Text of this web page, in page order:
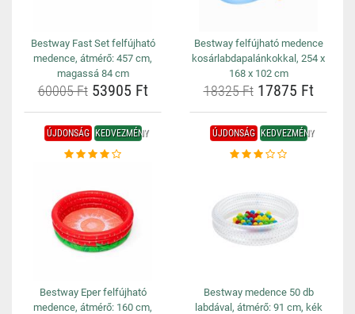
Bestway Fast Set felfújható
medence, átmérő: 457 cm,
magassá 84 cm
60005 Ft53905 Ft
Bestway felfújható medence
kosárlabdapalánkokkal, 254 x
168 x 102 cm
18325 Ft17875 Ft
ÚJDONSÁG KEDVEZMÉNY
Bestway Eper felfújható
medence, átmérő: 160 cm,
ÚJDONSÁG KEDVEZMÉNY
Bestway medence 50 db
labdával, átmérő: 91 cm, kék